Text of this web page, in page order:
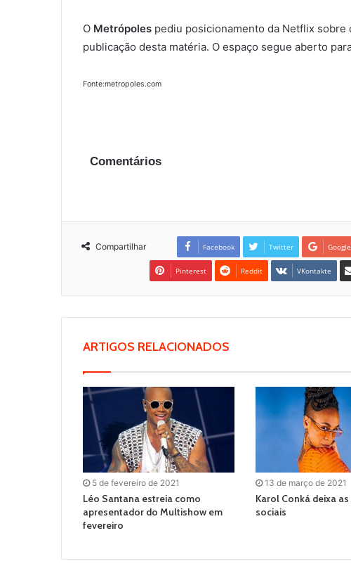
O Metrópoles pediu posicionamento da Netflix sobre
publicação desta matéria. O espaço segue aberto
Fonte:metropoles.com
Comentários
Compartilhar Facebook Twitter
Pinterest Reddit VKontakte
ARTIGOS RELACIONADOS
5 de fevereiro de 2021
Léo Santana estreia como
apresentador do Multishow em
fevereiro
13 de março de 2021
Karol Conká deixa
sociais